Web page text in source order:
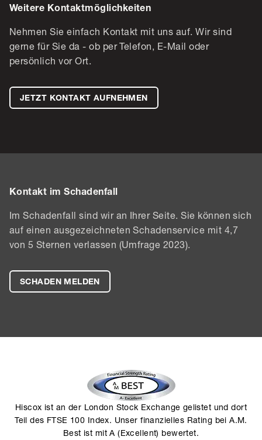
Weitere Kontaktmöglichkeiten
Nehmen Sie einfach Kontakt mit uns auf. Wir sind
gerne für Sie da - ob per Telefon, E-Mail oder
persönlich vor Ort.
JETZT KONTAKT AUFNEHMEN
Kontakt im Schadenfall
Im Schadenfall sind wir an Ihrer Seite. Sie können sich
auf einen ausgezeichneten Schadenservice mit 4,7
von 5 Sternen verlassen (Umfrage 2023).
SCHADEN MELDEN
Hiscox ist an der London Stock Exchange gelistet und dort
Teil des FTSE 100 Index. Unser finanzielles Rating bei A.M.
Best ist mit A (Excellent) bewertet.